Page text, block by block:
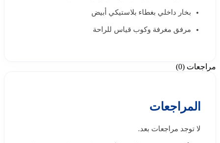
بخار داخلي بغطاء بلاستيكي أبيض
مرفق مغرفة وكوب قياس للراحة
مراجعات (0)
المراجعات
لا توجد مراجعات بعد.